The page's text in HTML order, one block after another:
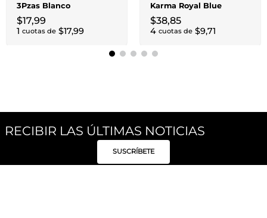
3Pzas Blanco
$17,99
1 cuotas de $17,99
Karma Royal Blue
$38,85
4 cuotas de $9,71
RECIBIR LAS ÚLTIMAS NOTICIAS
SUSCRÍBETE